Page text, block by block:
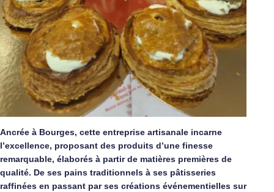
Ancrée à Bourges, cette entreprise artisanale incarne
l’excellence, proposant des produits d’une finesse
remarquable, élaborés à partir de matières premières de
qualité. De ses pains traditionnels à ses pâtisseries
raffinées en passant par ses créations événementielles sur